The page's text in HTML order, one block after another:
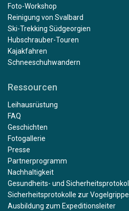
Foto-Workshop
Reinigung von Svalbard
Ski-Trekking Südgeorgien
Hubschrauber-Touren
Kajakfahren
Schneeschuhwandern
Ressourcen
Leihausrüstung
FAQ
Geschichten
Fotogallerie
Presse
Partnerprogramm
Nachhaltigkeit
Gesundheits- und Sicherheitsprotokoll
Sicherheitsprotokolle zur Vogelgrippe
Ausbildung zum Expeditionsleiter